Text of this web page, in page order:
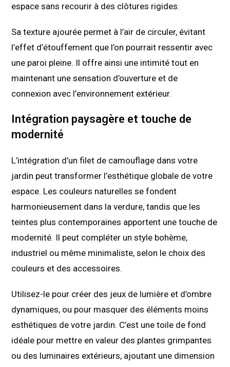
espace sans recourir à des clôtures rigides.
Sa texture ajourée permet à l’air de circuler, évitant
l’effet d’étouffement que l’on pourrait ressentir avec
une paroi pleine. Il offre ainsi une intimité tout en
maintenant une sensation d’ouverture et de
connexion avec l’environnement extérieur.
Intégration paysagère et touche de
modernité
L’intégration d’un filet de camouflage dans votre
jardin peut transformer l’esthétique globale de votre
espace. Les couleurs naturelles se fondent
harmonieusement dans la verdure, tandis que les
teintes plus contemporaines apportent une touche de
modernité. Il peut compléter un style bohème,
industriel ou même minimaliste, selon le choix des
couleurs et des accessoires.
Utilisez-le pour créer des jeux de lumière et d’ombre
dynamiques, ou pour masquer des éléments moins
esthétiques de votre jardin. C’est une toile de fond
idéale pour mettre en valeur des plantes grimpantes
ou des luminaires extérieurs, ajoutant une dimension